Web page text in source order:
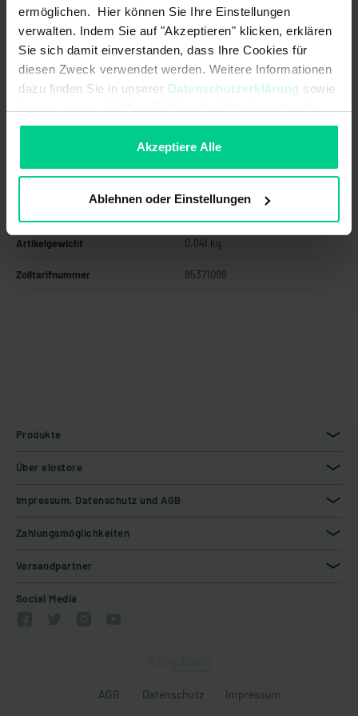
ermöglichen. Hier können Sie Ihre Einstellungen
verwalten. Indem Sie auf "Akzeptieren" klicken, erklären
Sie sich damit einverstanden, dass Ihre Cookies für
diesen Zweck verwendet werden. Weitere Informationen
dazu finden Sie in unserer Datenschutzerklärung sowie
sein, können Sie die Verwendung von Cookies hier
Akzeptiere Alle
Ablehnen oder Einstellungen
ab 24 Stk.
152,28 €
- 21 %
ab 48 Stk.
137,05 €
- 29 %
ab 96 Stk.
123,35 € - 36 %
In den Warenkorb
Angebot erstellen
Artikelgewicht 0.041 kg
Zolltarifnummer 85371098
Produkte
Über elostore
Impressum, Datenschutz und AGB
Zahlungsmöglichkeiten
Versandpartner
Social Media
AGB Datenschutz Impressum